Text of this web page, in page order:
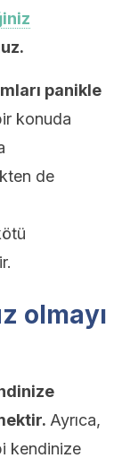
panikle
konuda
de
olmayı
Ayrıca,
kendinize